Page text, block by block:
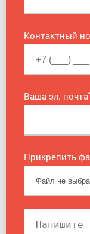
Контактный
Ваша эл. почта
Прикрепить